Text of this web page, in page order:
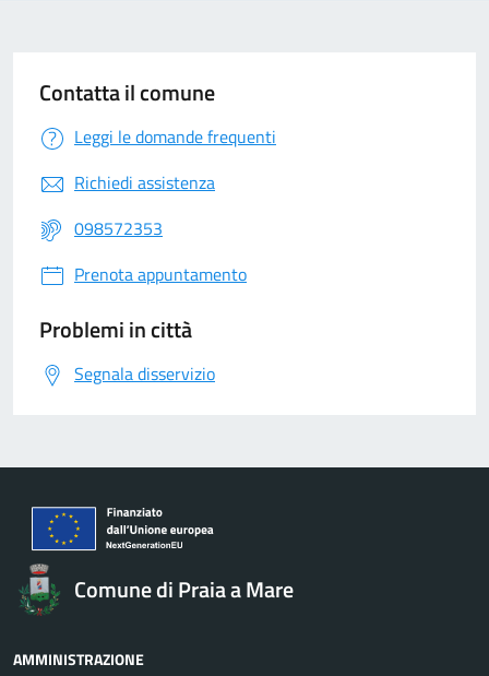
Contatta il comune
Leggi le domande frequenti
Richiedi assistenza
098572353
Prenota appuntamento
Problemi in città
Segnala disservizio
Comune di Praia a Mare
AMMINISTRAZIONE